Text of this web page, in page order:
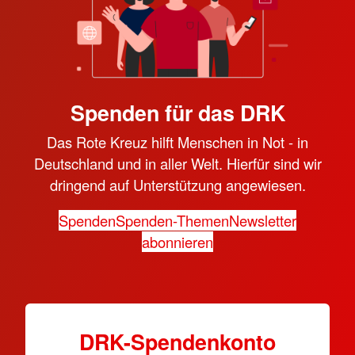
Spenden für das DRK
Das Rote Kreuz hilft Menschen in Not - in
Deutschland und in aller Welt. Hierfür sind wir
dringend auf Unterstützung angewiesen.
SpendenSpenden-ThemenNewsletter
abonnieren
DRK-Spendenkonto